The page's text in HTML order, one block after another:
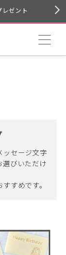
ゼント
ッセージ文字
びいただけ
すめです。